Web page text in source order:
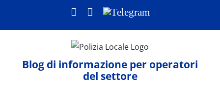
contenuto
Facebook
LinkedIn
Telegram
Blog di informazione per operatori
del settore